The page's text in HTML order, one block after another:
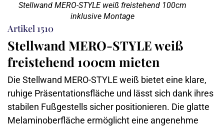
Stellwand MERO-STYLE weiß freistehend 100cm
inklusive Montage
Artikel 1510
Stellwand MERO-STYLE weiß
freistehend 100cm mieten
Die Stellwand MERO-STYLE weiß bietet eine klare,
ruhige Präsentationsfläche und lässt sich dank ihres
stabilen Fußgestells sicher positionieren. Die glatte
Melaminoberfläche ermöglicht eine angenehme